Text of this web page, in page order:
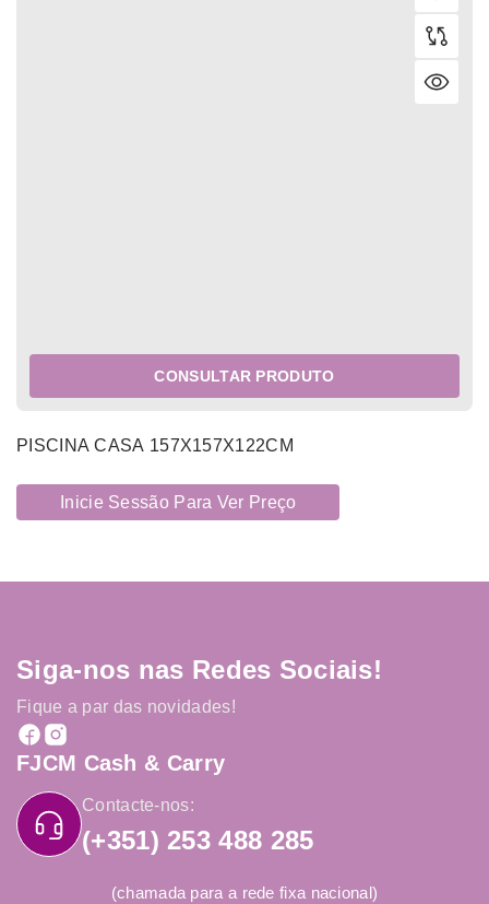
CONSULTAR PRODUTO
PISCINA CASA 157X157X122CM
Inicie Sessão Para Ver Preço
Siga-nos nas Redes Sociais!
Fique a par das novidades!
FJCM Cash & Carry
Contacte-nos:
(+351) 253 488 285
(chamada para a rede fixa nacional)